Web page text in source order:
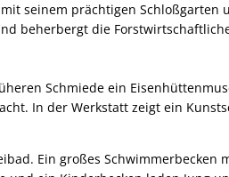
seinem prächtigen Schloßgarten
beherbergt die
Schmiede ein
In der Werkstatt zeigt ein
Ein großes Schwimmerbecken